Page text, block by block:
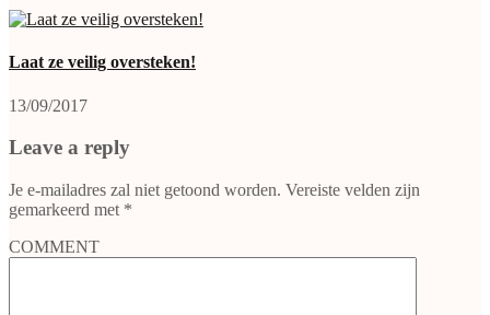
Laat ze veilig oversteken!
13/09/2017
Leave a reply
Je e-mailadres zal niet getoond worden. Vereiste velden zijn
gemarkeerd met *
COMMENT